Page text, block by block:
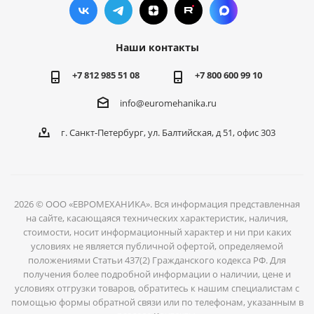
Наши контакты
+7 812 985 51 08 +7 800 600 99 10
info@euromehanika.ru
г. Санкт-Петербург, ул. Балтийская, д 51, офис 303
2026 © ООО «ЕВРОМЕХАНИКА». Вся информация представленная
на сайте, касающаяся технических характеристик, наличия,
стоимости, носит информационный характер и ни при каких
условиях не является публичной офертой, определяемой
положениями Статьи 437(2) Гражданского кодекса РФ. Для
получения более подробной информации о наличии, цене и
условиях отгрузки товаров, обратитесь к нашим специалистам с
помощью формы обратной связи или по телефонам, указанным в